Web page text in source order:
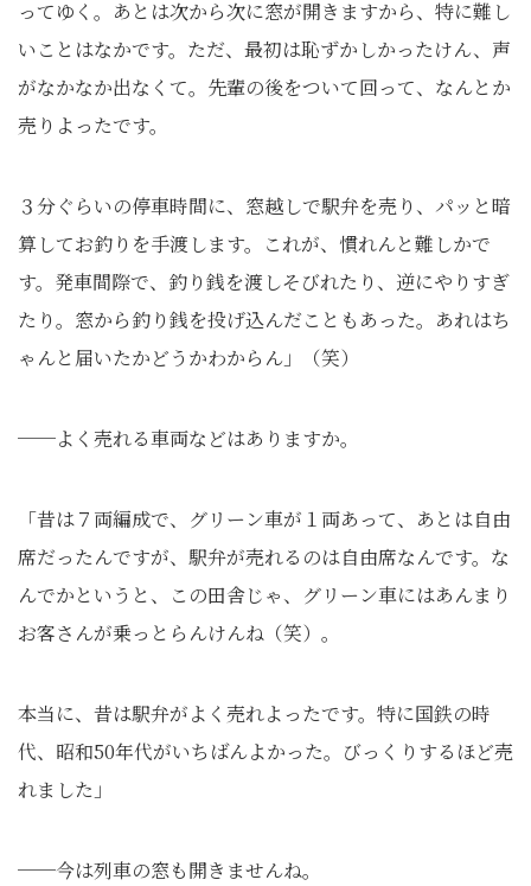
ってゆく。あとは次から次に窓が開きますから、特に難し
いことはなかです。ただ、最初は恥ずかしかったけん、声
がなかなか出なくて。先輩の後をついて回って、なんとか
売りよったです。
３分ぐらいの停車時間に、窓越しで駅弁を売り、パッと暗
算してお釣りを手渡します。これが、慣れんと難しかで
す。発車間際で、釣り銭を渡しそびれたり、逆にやりすぎ
たり。窓から釣り銭を投げ込んだこともあった。あれはち
ゃんと届いたかどうかわからん」（笑）
──よく売れる車両などはありますか。
「昔は７両編成で、グリーン車が１両あって、あとは自由
席だったんですが、駅弁が売れるのは自由席なんです。な
んでかというと、この田舎じゃ、グリーン車にはあんまり
お客さんが乗っとらんけんね（笑）。
本当に、昔は駅弁がよく売れよったです。特に国鉄の時
代、昭和50年代がいちばんよかった。びっくりするほど売
れました」
──今は列車の窓も開きませんね。